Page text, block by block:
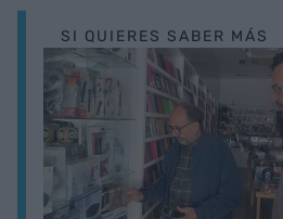
SI QUIERES SABER MÁS